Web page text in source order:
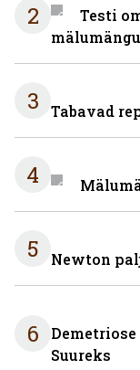
2
Testi
3 Tabavad
4
5 Newton
6
Suureks